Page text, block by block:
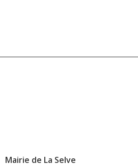
Mairie de La Selve